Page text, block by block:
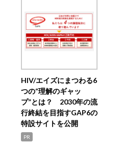
HIV/エイズにまつわる6
つの“理解のギャッ
プ”とは？ 2030年の流
行終結を目指すGAP6の
特設サイトを公開
PR